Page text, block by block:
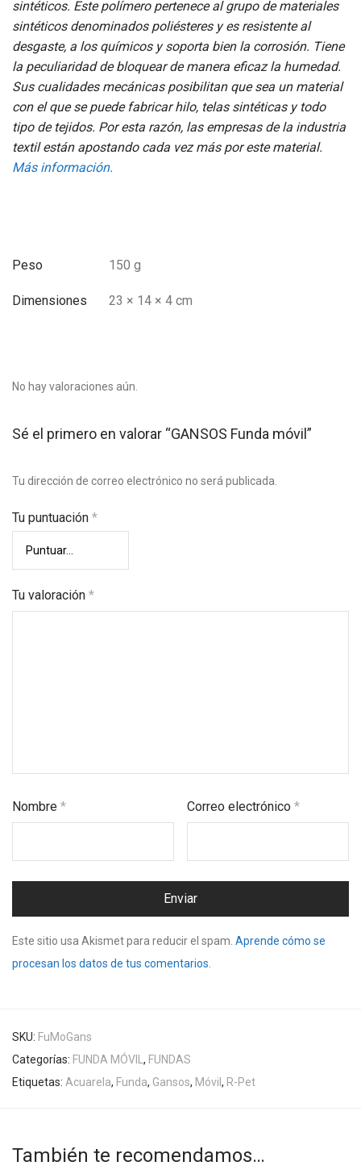
sintéticos. Este polímero pertenece al grupo de materiales
sintéticos denominados poliésteres y es resistente al
desgaste, a los químicos y soporta bien la corrosión. Tiene
la peculiaridad de bloquear de manera eficaz la humedad.
Sus cualidades mecánicas posibilitan que sea un material
con el que se puede fabricar hilo, telas sintéticas y todo
tipo de tejidos. Por esta razón, las empresas de la industria
textil están apostando cada vez más por este material.
Más información.
Peso 150 g
Dimensiones 23 × 14 × 4 cm
No hay valoraciones aún.
Sé el primero en valorar “GANSOS Funda móvil”
Tu dirección de correo electrónico no será publicada.
Tu puntuación *
Tu valoración *
Nombre * Correo electrónico*
Este sitio usa Akismet para reducir el spam. Aprende cómo se
procesan los datos de tus comentarios.
SKU: FuMoGans
Categorías: FUNDA MÓVIL , FUNDAS
Etiquetas: Acuarela, Funda, Gansos, Móvil , R-Pet
También te recomendamos…